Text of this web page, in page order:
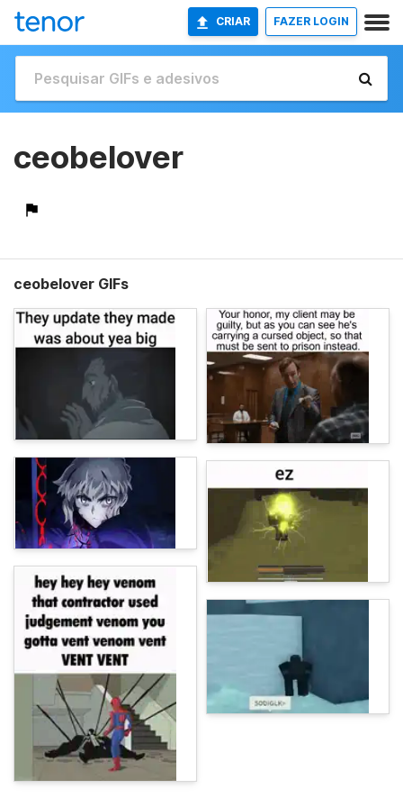
CRIAR FAZER LOGIN
ceobelover
ceobelover GIFs